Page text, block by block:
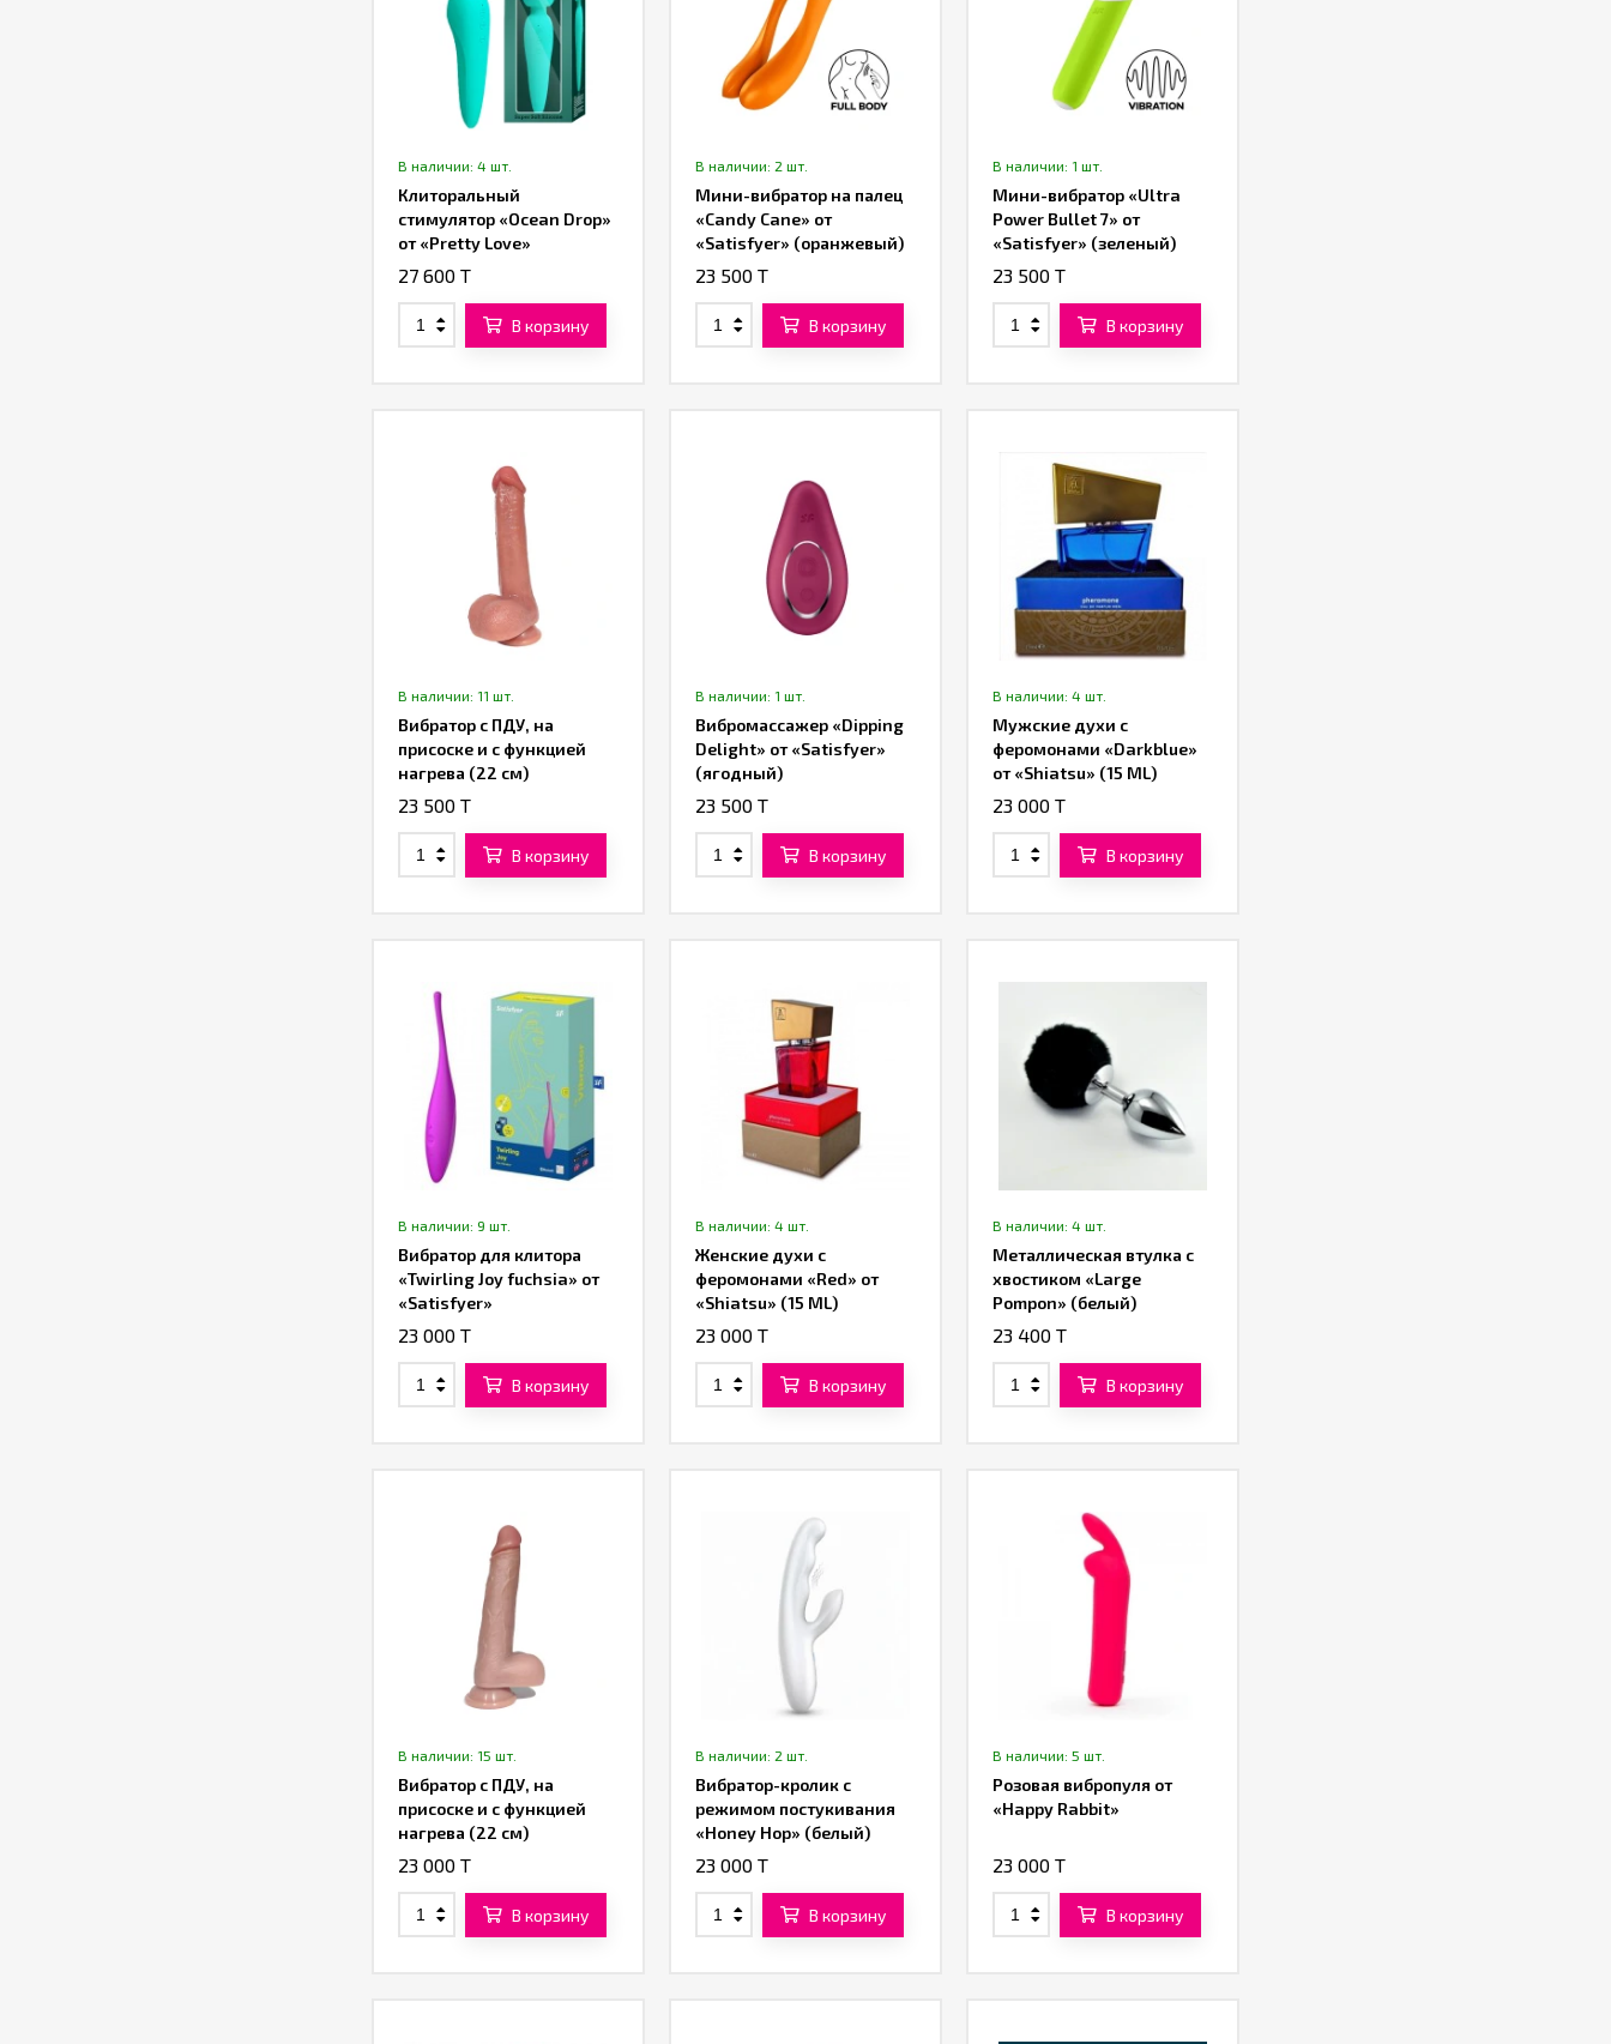
В наличии: 4 шт.
Клиторальный
стимулятор «Ocean Drop»
от «Pretty Love»
(бирюзовый)
27 600 T
В корзину
В наличии: 2 шт.
Мини-вибратор на палец
«Candy Cane» от
«Satisfyer» (оранжевый)
23 500 T
В корзину
В наличии: 1 шт.
Мини-вибратор «Ultra
Power Bullet 7» от
«Satisfyer» (зеленый)
23 500 T
В корзину
В наличии: 11 шт.
Вибратор с ПДУ, на
присоске и с функцией
нагрева (22 см)
(коричневый)
23 500 T
В корзину
В наличии: 1 шт.
Вибромассажер «Dipping
Delight» от «Satisfyer»
(ягодный)
23 500 T
В корзину
В наличии: 4 шт.
Мужские духи с
феромонами «Darkblue»
от «Shiatsu» (15 ML)
23 000 T
В корзину
В наличии: 9 шт.
Вибратор для клитора
«Twirling Joy fuchsia» от
«Satisfyer»
23 000 T
В корзину
В наличии: 4 шт.
Женские духи с
феромонами «Red» от
«Shiatsu» (15 ML)
23 000 T
В корзину
В наличии: 4 шт.
Металлическая втулка с
хвостиком «Large
Pompon» (белый)
23 400 T
В корзину
В наличии: 15 шт.
Вибратор с ПДУ, на
присоске и с функцией
нагрева (22 см)
23 000 T
В корзину
В наличии: 2 шт.
Вибратор-кролик с
режимом постукивания
«Honey Hop» (белый)
23 000 T
В корзину
В наличии: 5 шт.
Розовая вибропуля от
«Happy Rabbit»
23 000 T
В корзину